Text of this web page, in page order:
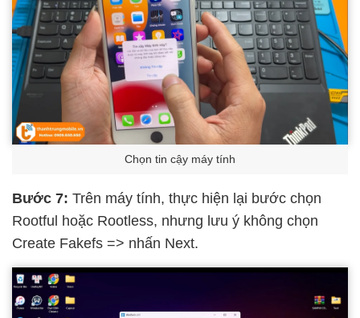
Chọn tin cậy máy tính
Bước 7: Trên máy tính, thực hiện lại bước chọn
Rootful hoặc Rootless, nhưng lưu ý không chọn
Create Fakefs => nhấn Next.